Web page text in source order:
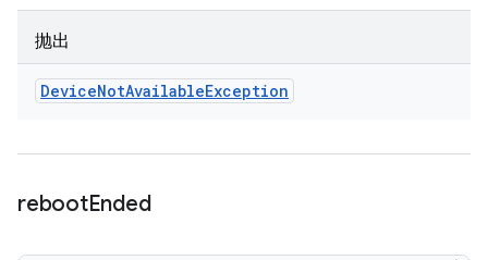
抛出
DeviceNotAvailableException
rebootEnded